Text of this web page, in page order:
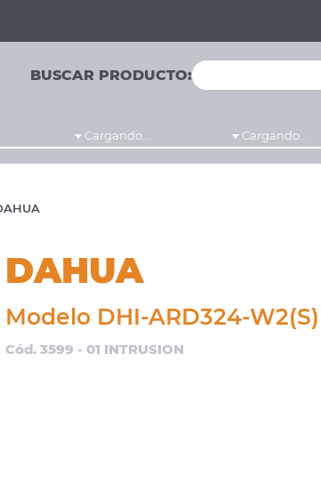
BUSCAR PRODUCTO:
Cargando... Cargando...
DAHUA
Modelo DHI-ARD324-W2(S)
Cód. 3599 - 01 INTRUSION